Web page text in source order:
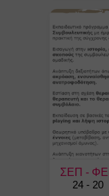
ΣΕΠ -
24 - 20